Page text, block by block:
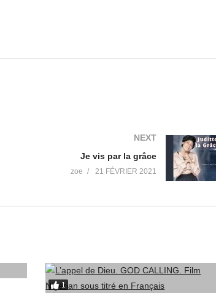
NEXT
Je vis par la grâce
zoe 21 FÉVRIER 2021
1